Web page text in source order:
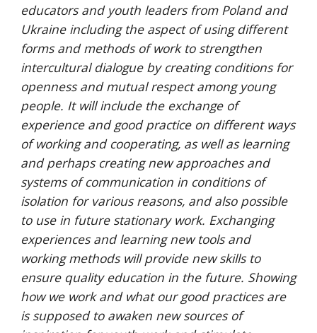
educators and youth leaders from Poland and
Ukraine including the aspect of using different
forms and methods of work to strengthen
intercultural dialogue by creating conditions for
openness and mutual respect among young
people. It will include the exchange of
experience and good practice on different ways
of working and cooperating, as well as learning
and perhaps creating new approaches and
systems of communication in conditions of
isolation for various reasons, and also possible
to use in future stationary work. Exchanging
experiences and learning new tools and
working methods will provide new skills to
ensure quality education in the future. Showing
how we work and what our good practices are
is supposed to awaken new sources of